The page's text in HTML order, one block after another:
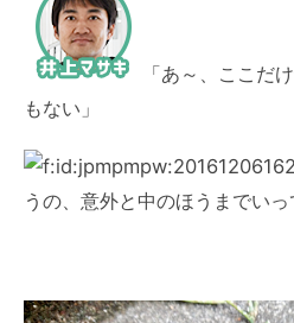
「あ～、ここだ
もない」
うの、意外と中のほうまでいっ